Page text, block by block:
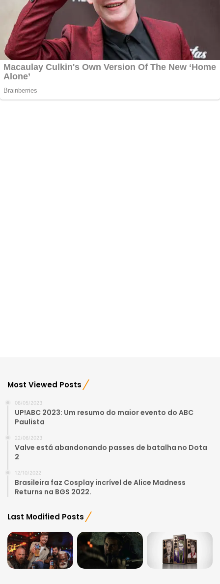
Most Viewed Posts
08/05/2023
UP!ABC 2023: Um resumo do maior evento do ABC
Paulista
22/06/2023
Valve está abandonando passes de batalha no Dota
2
12/10/2022
Brasileira faz Cosplay incrível de Alice Madness
Returns na BGS 2022.
Last Modified Posts